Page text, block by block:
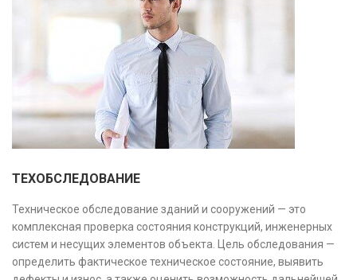
ТЕХОБСЛЕДОВАНИЕ
Техническое обследование зданий и сооружений — это
комплексная проверка состояния конструкций, инженерных
систем и несущих элементов объекта. Цель обследования —
определить фактическое техническое состояние, выявить